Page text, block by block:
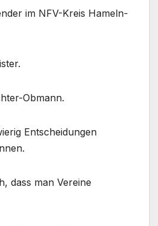
im NFV-Kreis Hameln-
Obmann.
Entscheidungen
dass man Vereine